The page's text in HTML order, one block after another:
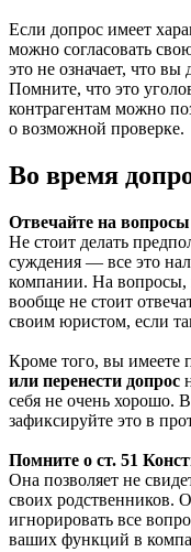
Если допрос имеет
можно согласовать
это не означает, что
Помните, что это
контрагентам можно
о возможной проверке.
Во время
Отвечайте на
Не стоит делать
суждения — все это
компании. На вопросы,
вообще не стоит
своим юристом, если
Кроме того, вы имеете
или перенести допрос
себя не очень хорошо. В
зафиксируйте это в
Помните о ст. 51
Она позволяет не
своих родственников.
игнорировать все
ваших функций в